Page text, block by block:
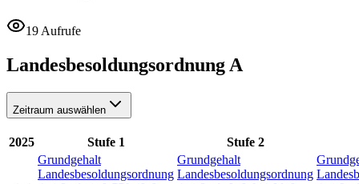
19 Aufrufe
Landesbesoldungsordnung A
Zeitraum auswählen
2025 Stufe 1 Stufe 2
Grundgehalt
Landesbesoldungsordnung
Grundgehalt
Landesbesoldungsordnung